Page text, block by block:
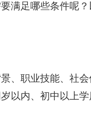
满足哪些条件呢？
、职业技能、社会
以内、初中以上学